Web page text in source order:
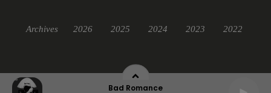
Bad Romance
Archives 2026 2025 2024 2023 2022